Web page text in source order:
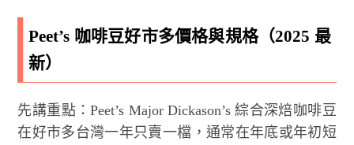
Peet’s 咖啡豆好市多價格與規格（2025 最
新）
先講重點：Peet’s Major Dickason’s 綜合深焙咖啡豆
在好市多台灣一年只賣一檔，通常在年底或年初短